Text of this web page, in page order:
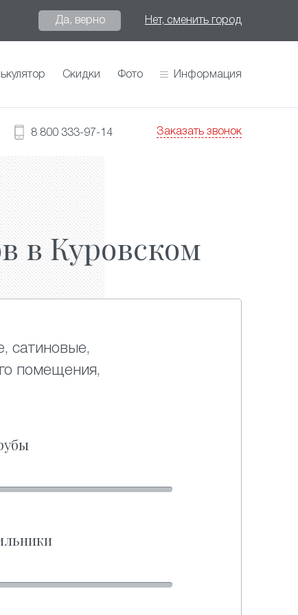
Да, верно Нет, сменить город
Скидки Фото Информация
8 800 333-97-14 Заказать звонок
в Куровском
сатиновые,
помещения,